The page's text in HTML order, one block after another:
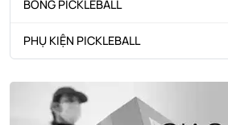
Thông số ấn tượng của
Perseus Pro V 16mm
BÓNG PICKLEBALL
PHỤ KIỆN PICKLEBALL